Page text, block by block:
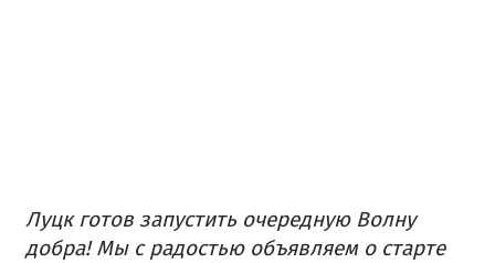
Луцк готов запустить очередную Волну
добра! Мы с радостью объявляем о старте